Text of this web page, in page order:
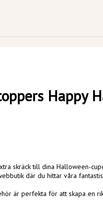
Happy
skräck till dina Halloween-
där du hittar våra
är perfekta för att skapa en